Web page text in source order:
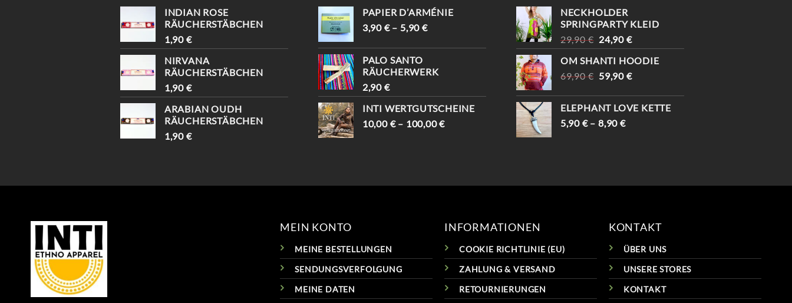
-10% WARTEN AUF D
ICH (MIT „INSTAGRAM“) 

#VINTAGESHOPVIENNA #
VINTAGEWIEN #
VINTAGESTOREVIENNA #
INTISHOPVIENNA #
ETHNOSTYLE
UND BEKOMMST -10%😍
📍KAISERSTRASSE 8, 1070 W
IEN #TRAUMFÄNGER #
VINTAGEVIENNA #
INDIAN ROSE
RÄUCHERSTÄBCHEN
1,90 €
NIRVANA
RÄUCHERSTÄBCHEN
1,90 €
ARABIAN OUDH
RÄUCHERSTÄBCHEN
1,90 €
PAPIER D’ARMÉNIE
3,90 €– 5,90€
PALO SANTO
RÄUCHERWERK
2,90 €
INTI WERTGUTSCHEINE
10,00 €– 100,00€
NECKHOLDER
SPRINGPARTY KLEID
29,90€ URSPRÜNGLICHER
PREIS
WAR:
29,90 €
24,90 €AKTUELLER
PREIS
IST:
24,90 €.
OM SHANTI HOODIE
69,90€ URSPRÜNGLICHER
WAR:
69,90 €
59,90 €AKTUELLER
IST:
59,90 €.
ELEPHANT LOVE KETTE
5,90 €–8,90€
MEIN KONTO
MEINE BESTELLUNGEN
SENDUNGSVERFOLGUNG
MEINE DATEN
INFORMATIONEN
COOKIE RICHTLINIE (EU)
ZAHLUNG & VERSAND
RETOURNIERUNGEN
KONTAKT
ÜBER UNS
UNSERE STORES
KONTAKT